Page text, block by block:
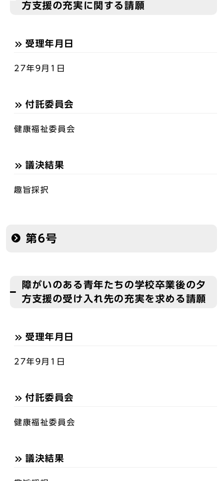
方支援の充実に関する請願
受理年月日
27年9月1日
付託委員会
健康福祉委員会
議決結果
趣旨採択
第6号
障がいのある青年たちの学校卒業後の夕
方支援の受け入れ先の充実を求める請願
受理年月日
27年9月1日
付託委員会
健康福祉委員会
議決結果